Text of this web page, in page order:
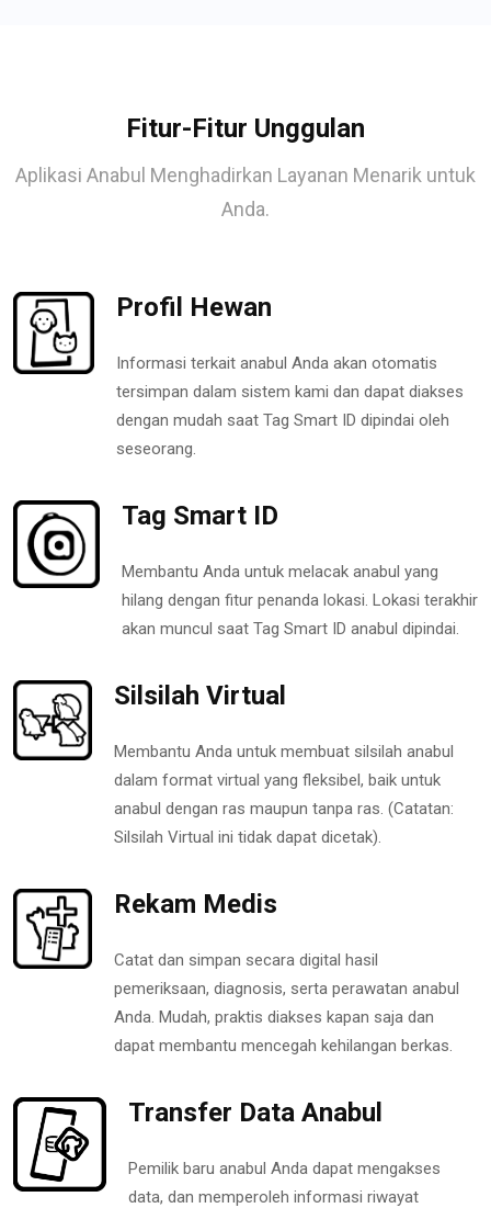
Fitur-Fitur Unggulan
Aplikasi Anabul Menghadirkan Layanan Menarik untuk
Anda.
Profil Hewan
Informasi terkait anabul Anda akan otomatis
tersimpan dalam sistem kami dan dapat diakses
dengan mudah saat Tag Smart ID dipindai oleh
seseorang.
Tag Smart ID
Membantu Anda untuk melacak anabul yang
hilang dengan fitur penanda lokasi. Lokasi terakhir
akan muncul saat Tag Smart ID anabul dipindai.
Silsilah Virtual
Membantu Anda untuk membuat silsilah anabul
dalam format virtual yang fleksibel, baik untuk
anabul dengan ras maupun tanpa ras. (Catatan:
Silsilah Virtual ini tidak dapat dicetak).
Rekam Medis
Catat dan simpan secara digital hasil
pemeriksaan, diagnosis, serta perawatan anabul
Anda. Mudah, praktis diakses kapan saja dan
dapat membantu mencegah kehilangan berkas.
Transfer Data Anabul
Pemilik baru anabul Anda dapat mengakses
data, dan memperoleh informasi riwayat